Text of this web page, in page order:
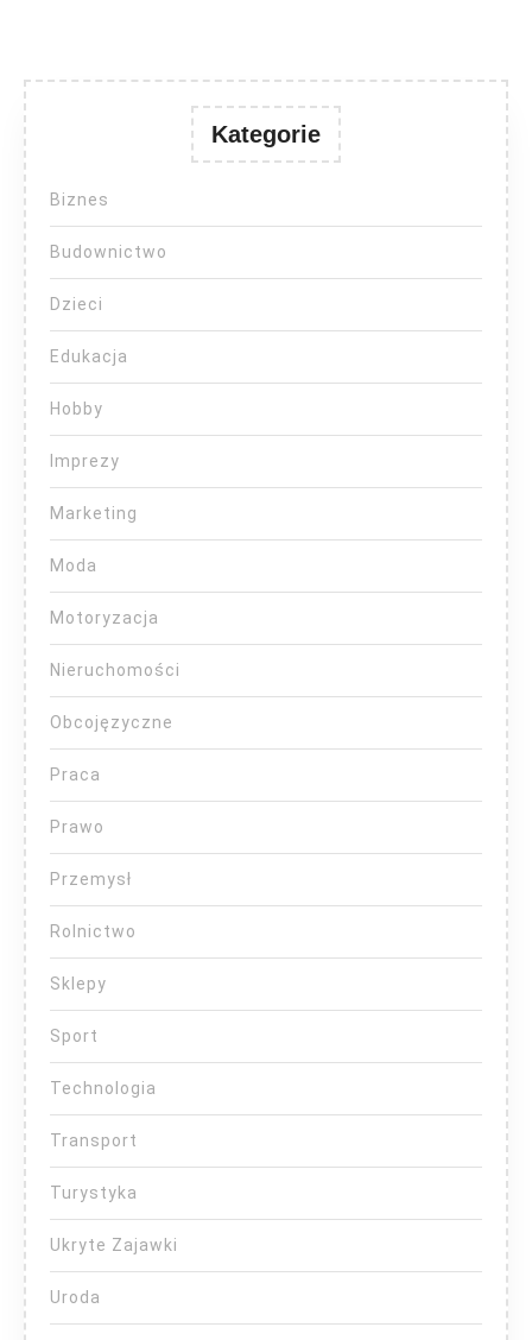
Kategorie
Biznes
Budownictwo
Dzieci
Edukacja
Hobby
Imprezy
Marketing
Moda
Motoryzacja
Nieruchomości
Obcojęzyczne
Praca
Prawo
Przemysł
Rolnictwo
Sklepy
Sport
Technologia
Transport
Turystyka
Ukryte Zajawki
Uroda